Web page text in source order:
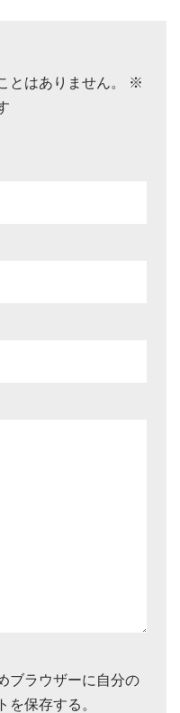
とはありません。
※
ブラウザーに自分の
を保存する。